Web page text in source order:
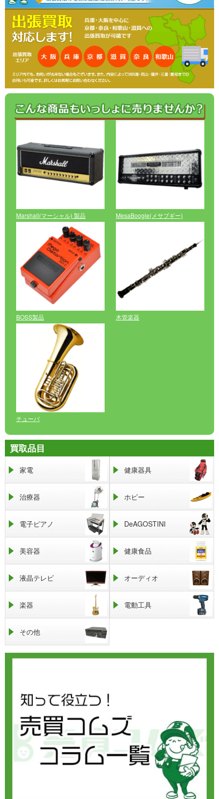
Marshall(マーシャル) 製品 MesaBoogie(メサブギー)
BOSS製品 木管楽器
チューバ
買取品目
家電 健康器具
治療器 ホビー
電子ピアノ DeAGOSTINI
美容器 健康食品
液晶テレビ オーディオ
楽器 電動工具
その他